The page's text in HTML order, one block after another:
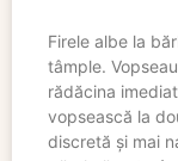
Firele albe la
tâmple.
rădăcina
vopsească la
discretă și mai